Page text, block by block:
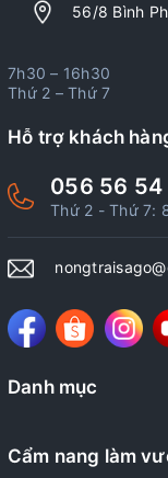
56/8 Bình
7h30 – 16h30
Thứ 2 – Thứ 7
Hỗ trợ khách
056 56 54
Thứ 2 - Thứ 7:
Danh mục
Cẩm nang làm